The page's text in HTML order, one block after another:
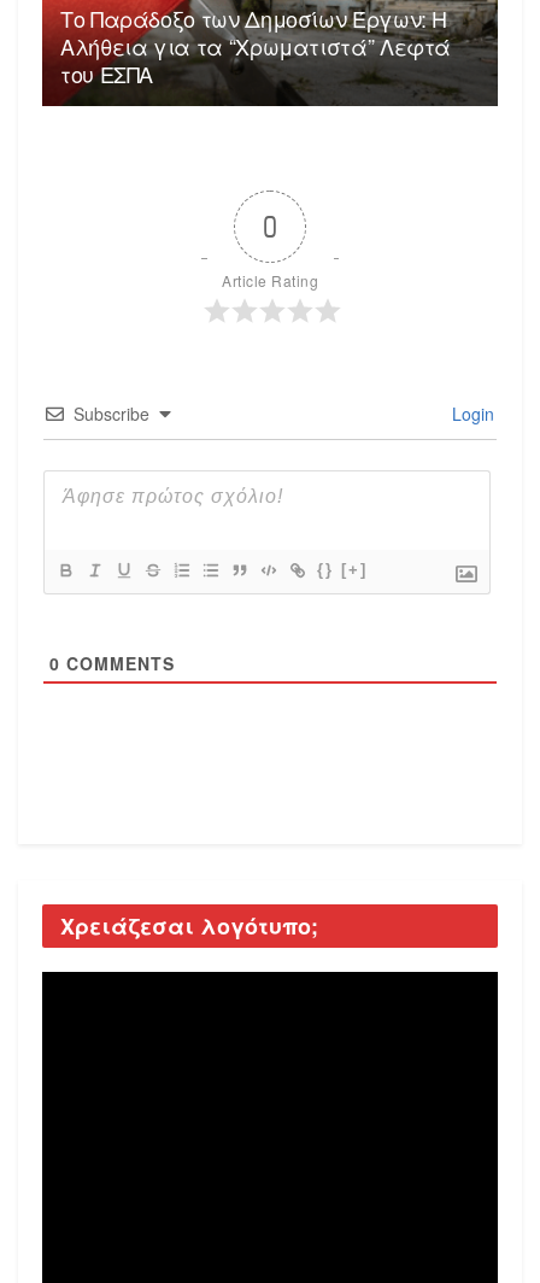
Το Παράδοξο των Δημοσίων Έργων: Η
Αλήθεια για τα “Χρωματιστά” Λεφτά
του ΕΣΠΑ
0
Article Rating
Subscribe Login
{} [+]
0 COMMENTS
Χρειάζεσαι λογότυπο;